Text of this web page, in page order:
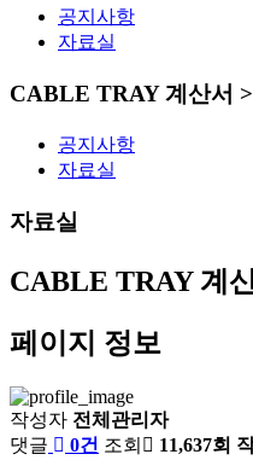
공지사항
자료실
CABLE TRAY 계산서
공지사항
자료실
자료실
CABLE TRAY 계
페이지 정보
작성자 전체관리자
댓글
0건 조회 11,637회